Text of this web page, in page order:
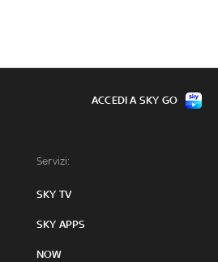
Servizi:
SKY TV
SKY APPS
NOW
ACCEDI A SKY GO